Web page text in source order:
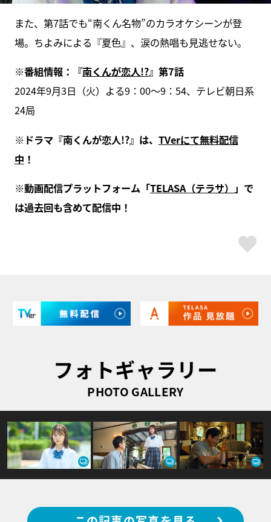
また、第7話でも“南くん名物”のカラオケシーンが登
場。ちよみによる『夏色』、涙の熱唱も見逃せない。
※番組情報：『南くんが恋人!?』第7話
2024年9月3日（火）よる9：00～9：54、テレビ朝日系
24局
※ドラマ『南くんが恋人!?』は、 TVerにて無料配信
中 ！
※動画配信プラットフォーム「TELASA（テラサ） 」で
は過去回も含めて配信中！
フォトギャラリー
PHOTO GALLERY